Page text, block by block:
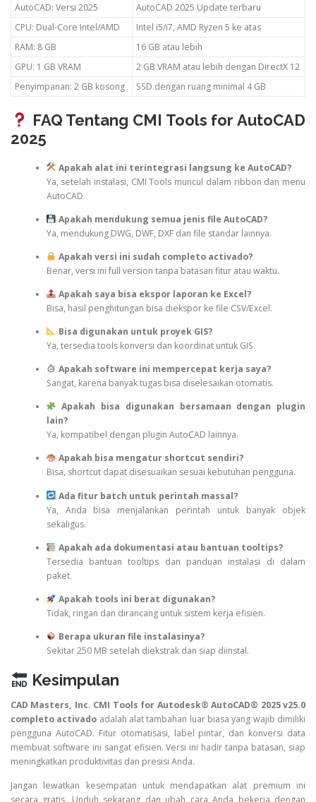
AutoCAD: Versi 2025
AutoCAD 2025 Update terbaru
CPU: Dual-Core Intel/AMD
Intel i5/i7, AMD Ryzen 5 ke atas
RAM: 8 GB
16 GB atau lebih
GPU: 1 GB VRAM
2 GB VRAM atau lebih dengan DirectX 12
Penyimpanan: 2 GB kosong
SSD dengan ruang minimal 4 GB
FAQ Tentang CMI Tools for AutoCAD
2025
Apakah alat ini terintegrasi langsung ke AutoCAD?
Ya, setelah instalasi, CMI Tools muncul dalam ribbon dan menu
AutoCAD.
Apakah mendukung semua jenis file AutoCAD?
Ya, mendukung DWG, DWF, DXF dan file standar lainnya.
Apakah versi ini sudah completo activado?
Benar, versi ini full version tanpa batasan fitur atau waktu.
Apakah saya bisa ekspor laporan ke Excel?
Bisa, hasil penghitungan bisa diekspor ke file CSV/Excel.
Bisa digunakan untuk proyek GIS?
Ya, tersedia tools konversi dan koordinat untuk GIS.
Apakah software ini mempercepat kerja saya?
Sangat, karena banyak tugas bisa diselesaikan otomatis.
Apakah bisa digunakan bersamaan dengan plugin
lain?
Ya, kompatibel dengan plugin AutoCAD lainnya.
Apakah bisa mengatur shortcut sendiri?
Bisa, shortcut dapat disesuaikan sesuai kebutuhan pengguna.
Ada fitur batch untuk perintah massal?
Ya, Anda bisa menjalankan perintah untuk banyak objek
sekaligus.
Apakah ada dokumentasi atau bantuan tooltips?
Tersedia bantuan tooltips dan panduan instalasi di dalam
paket.
Apakah tools ini berat digunakan?
Tidak, ringan dan dirancang untuk sistem kerja efisien.
Berapa ukuran file instalasinya?
Sekitar 250 MB setelah diekstrak dan siap diinstal.
Kesimpulan
CAD Masters, Inc. CMI Tools for Autodesk® AutoCAD® 2025 v25.0
completo activado adalah alat tambahan luar biasa yang wajib dimiliki
pengguna AutoCAD. Fitur otomatisasi, label pintar, dan konversi data
membuat software ini sangat efisien. Versi ini hadir tanpa batasan, siap
meningkatkan produktivitas dan presisi Anda.
Jangan lewatkan kesempatan untuk mendapatkan alat premium ini
secara gratis. Unduh sekarang dan ubah cara Anda bekerja dengan